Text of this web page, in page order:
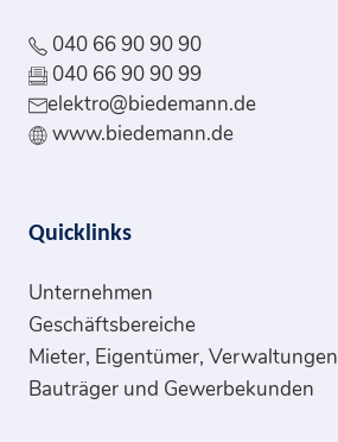
040 66 90 90 90
040 66 90 90 99
elektro@biedemann.de
www.biedemann.de
Quicklinks
Unternehmen
Geschäftsbereiche
Mieter, Eigentümer, Verwaltungen
Bauträger und Gewerbekunden